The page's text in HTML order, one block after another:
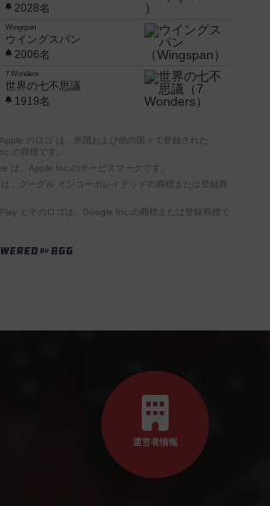
2028名
Wingspan
ウイングスパン
2006名
7 Wonders
世界の七不思議
1919名
のロゴ は、米国および他の国々で登録された
の商標です。
は、Apple Inc.のサービスマークです。
、グーグル インコーポレイテッドの商標または登録商
とそのロゴは、Google Inc.の商標または登録商標で
運営者情報